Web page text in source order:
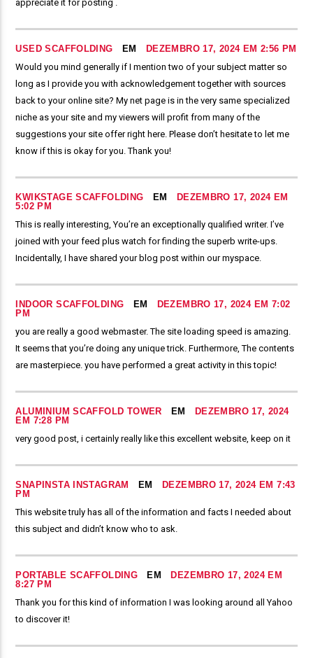
appreciate it for posting .
USED SCAFFOLDING EM
DEZEMBRO 17, 2024 EM 2:56 PM
Would you mind generally if I mention two of your subject matter so
long as I provide you with acknowledgement together with sources
back to your online site? My net page is in the very same specialized
niche as your site and my viewers will profit from many of the
suggestions your site offer right here. Please don’t hesitate to let me
know if this is okay for you. Thank you!
KWIKSTAGE SCAFFOLDING EM
DEZEMBRO 17, 2024 EM
5:02 PM
This is really interesting, You’re an exceptionally qualified writer. I’ve
joined with your feed plus watch for finding the superb write-ups.
Incidentally, I have shared your blog post within our myspace.
INDOOR SCAFFOLDING EM
DEZEMBRO 17, 2024 EM 7:02
PM
you are really a good webmaster. The site loading speed is amazing.
It seems that you’re doing any unique trick. Furthermore, The contents
are masterpiece. you have performed a great activity in this topic!
ALUMINIUM SCAFFOLD TOWER EM
DEZEMBRO 17, 2024
EM 7:28 PM
very good post, i certainly really like this excellent website, keep on it
SNAPINSTA INSTAGRAM EM
DEZEMBRO 17, 2024 EM 7:43
PM
This website truly has all of the information and facts I needed about
this subject and didn’t know who to ask.
PORTABLE SCAFFOLDING EM
DEZEMBRO 17, 2024 EM
8:27 PM
Thank you for this kind of information I was looking around all Yahoo
to discover it!